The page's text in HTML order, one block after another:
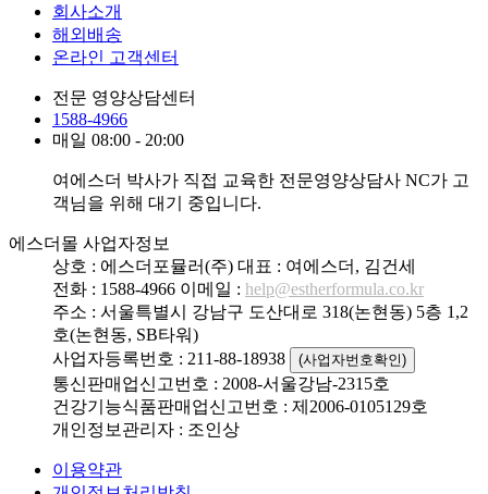
회사소개
해외배송
온라인 고객센터
전문 영양상담센터
1588-4966
매일 08:00 - 20:00
여에스더 박사가 직접 교육한 전문영양상담사 NC가 고
객님을 위해 대기 중입니다.
에스더몰 사업자정보
상호 : 에스더포뮬러(주) 대표 : 여에스더, 김건세
전화 : 1588-4966 이메일 : help@estherformula.co.kr
주소 : 서울특별시 강남구 도산대로 318(논현동) 5층 1,2
호(논현동, SB타워)
사업자등록번호 : 211-88-18938
(사업자번호확인)
통신판매업신고번호 : 2008-서울강남-2315호
건강기능식품판매업신고번호 : 제2006-0105129호
개인정보관리자 : 조인상
이용약관